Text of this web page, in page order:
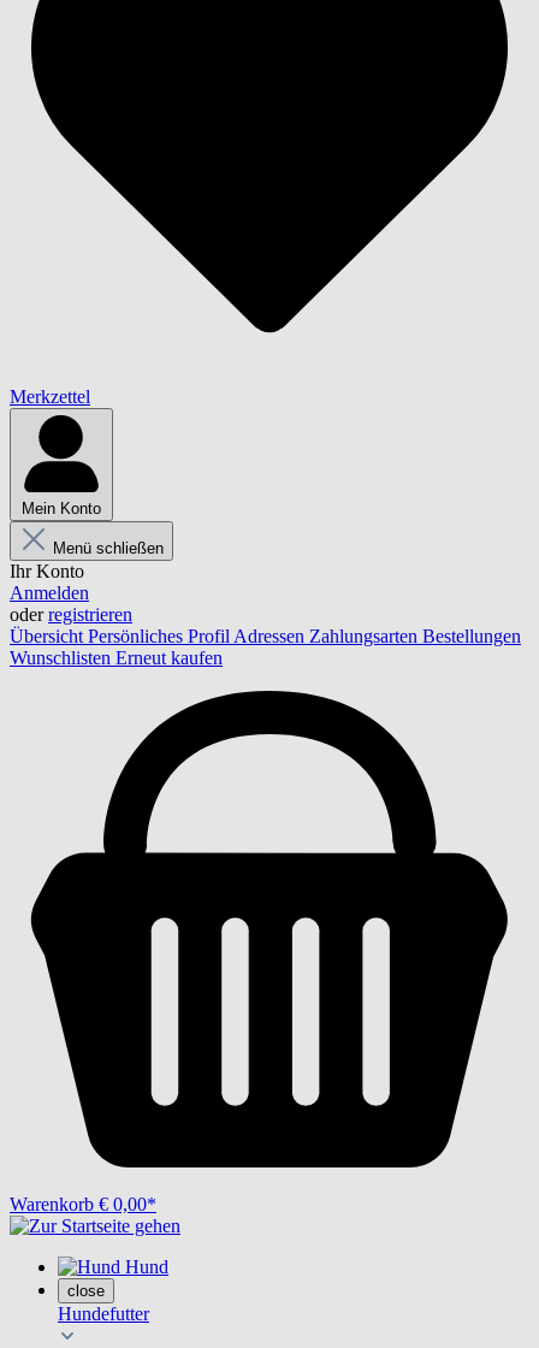
Merkzettel
Mein Konto
Menü schließen
Ihr Konto
Anmelden
oderregistrieren
Übersicht Persönliches Profil Adressen Zahlungsarten Bestellungen
Wunschlisten Erneut kaufen
Warenkorb € 0,00*
Hund
close
Hundefutter